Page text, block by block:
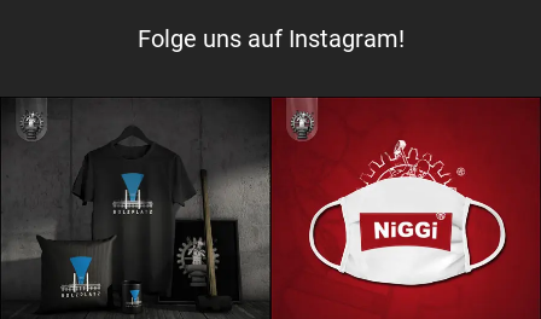
Folge uns auf Instagram!